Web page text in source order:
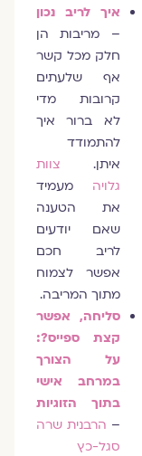
איך לריב נכון
– מריבות הן
חלק מכל קשר
אף שלעתים
קרובות מדי
לא ברור איך
להתמודד
איתן.
צוות
גלויהמעמיד
את הטענה
שאם יודעים
לריב חכם
אפשר לצמוח
מתוך המריבה.
סליחה, אפשר
קצת ספייס?:
על הצורך
במרחב אישי
בתוך הזוגיות
–הרבנית שרה
סגל-כץ